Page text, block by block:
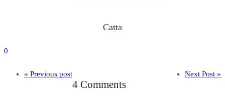
Catta
0
« Previous post Next Post »
4 Comments